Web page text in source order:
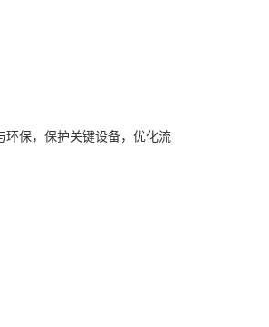
保，保护关键设备，优化流